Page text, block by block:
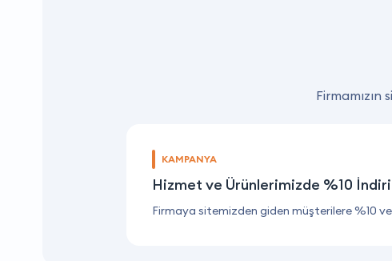
KAMPANYA
Hizmet ve Ürünlerimizde %10
Firmaya sitemizden giden müşterilere %10